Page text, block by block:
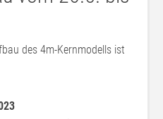
des 4m-Kernmodells ist